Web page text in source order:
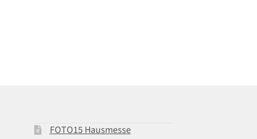
FOTO15 Hausmesse